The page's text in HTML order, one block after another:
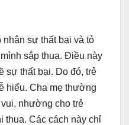
nhận sự thất bại và tỏ
sắp thua. Điều này
sự thất bại. Do đó, trẻ
hiểu. Cha mẹ thường
nhường cho trẻ
thua. Các cách này chỉ